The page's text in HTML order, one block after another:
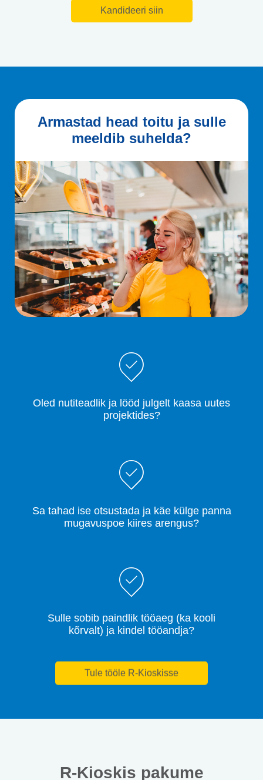
Kandideeri siin
Armastad head toitu ja sulle
meeldib suhelda?
Oled nutiteadlik ja lööd julgelt kaasa uutes
projektides?
Sa tahad ise otsustada ja käe külge panna
mugavuspoe kiires arengus?
Sulle sobib paindlik tööaeg (ka kooli
kõrvalt) ja kindel tööandja?
Tule tööle R-Kioskisse
R-Kioskis pakume